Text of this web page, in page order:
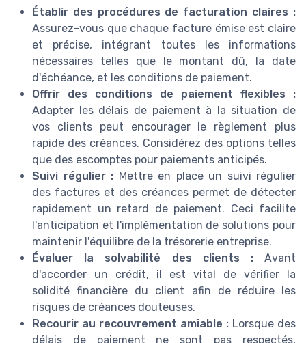
Établir des procédures de facturation claires :
Assurez-vous que chaque facture émise est claire
et précise, intégrant toutes les informations
nécessaires telles que le montant dû, la date
d'échéance, et les conditions de paiement.
Offrir des conditions de paiement flexibles :
Adapter les délais de paiement à la situation de
vos clients peut encourager le règlement plus
rapide des créances. Considérez des options telles
que des escomptes pour paiements anticipés.
Suivi régulier : Mettre en place un suivi régulier
des factures et des créances permet de détecter
rapidement un retard de paiement. Ceci facilite
l'anticipation et l'implémentation de solutions pour
maintenir l'équilibre de la trésorerie entreprise.
Évaluer la solvabilité des clients :Avant
d'accorder un crédit, il est vital de vérifier la
solidité financière du client afin de réduire les
risques de créances douteuses.
Recourir au recouvrement amiable : Lorsque des
délais de paiement ne sont pas respectés,